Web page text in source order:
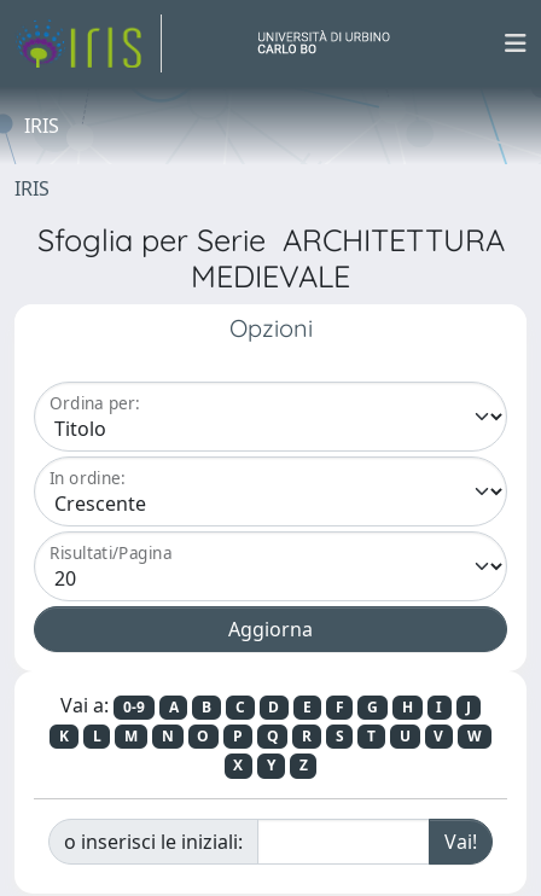
IRIS
IRIS
Sfoglia per Serie ARCHITETTURA
MEDIEVALE
Opzioni
Ordina per:
In ordine:
Risultati/Pagina
Vai a: 0-9 A B C D E F G H I
J
K
L M N O P Q R S T U V
W
X
Y Z
o inserisci le iniziali: